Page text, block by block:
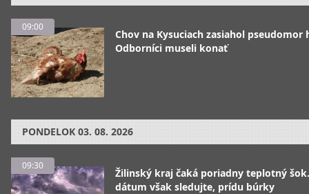
09:00
Chov na Kysuciach zasiahol pseudomor
Odborníci museli konať
PONDELOK 03. 08. 2026
09:30
Žilinský kraj čaká poriadny teplotný
dátum však sledujte, prídu búrky